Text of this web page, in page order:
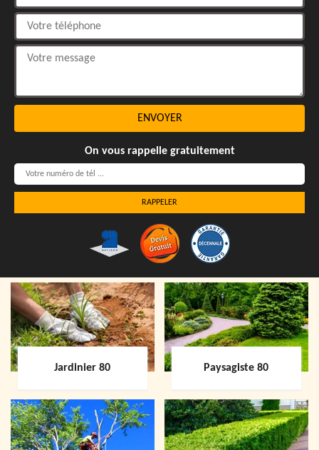
On vous rappelle gratuitement
Jardinier 80 Paysagiste 80